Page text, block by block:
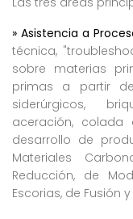
» Asistencia a
técnica,
sobre materias
primas a partir
siderúrgicos,
aceración, colada
desarrollo de
Materiales
Reducción, de
Escorias, de Fusión y